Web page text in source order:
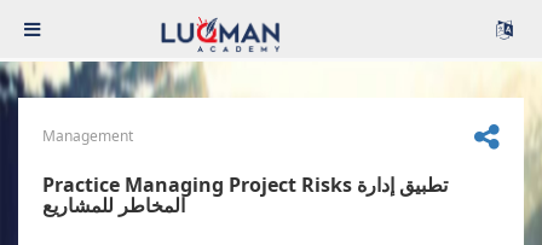
Management
Practice Managing Project Risks تطبيق إدارة
المخاطر للمشاريع